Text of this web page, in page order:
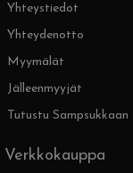
Yhteystiedot
Yhteydenotto
Myymälät
Jälleenmyyjät
Tutustu Sampsukkaan
Verkkokauppa